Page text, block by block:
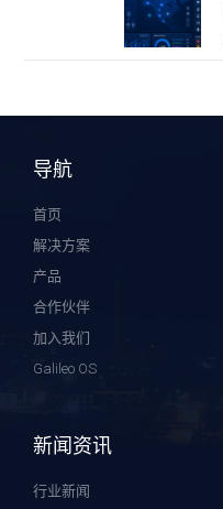
导航
首页
解决方案
产品
合作伙伴
加入我们
Galileo OS
新闻资讯
行业新闻